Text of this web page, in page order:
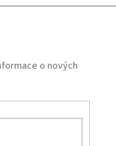
o nových